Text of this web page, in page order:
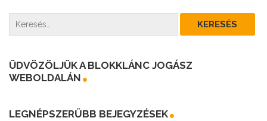
ÜDVÖZÖLJÜK A BLOKKLÁNC JOGÁSZ
WEBOLDALÁN
LEGNÉPSZERŰBB BEJEGYZÉSEK